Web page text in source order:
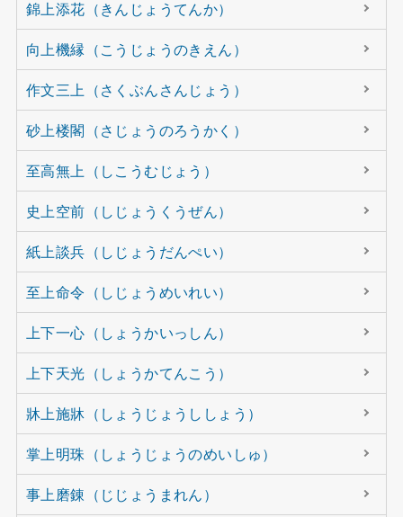
錦上添花（きんじょうてんか）
向上機縁（こうじょうのきえん）
作文三上（さくぶんさんじょう）
砂上楼閣（さじょうのろうかく）
至高無上（しこうむじょう）
史上空前（しじょうくうぜん）
紙上談兵（しじょうだんぺい）
至上命令（しじょうめいれい）
上下一心（しょうかいっしん）
上下天光（しょうかてんこう）
牀上施牀（しょうじょうししょう）
掌上明珠（しょうじょうのめいしゅ）
事上磨錬（じじょうまれん）